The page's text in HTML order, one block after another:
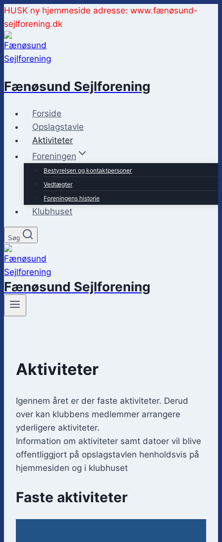
Fortsæt
til
indhold
HUSK ny hjemmeside adresse: www.fænøsund-
sejlforening.dk
Fænøsund Sejlforening
Forside
Opslagstavle
Aktiviteter
Foreningen
Bestyrelsen og kontaktpersoner
Vedtægter
Foreningens historie
Klubhuset
Søg
Fænøsund Sejlforening
Aktiviteter
Igennem året er der faste aktiviteter. Derud
over kan klubbens medlemmer arrangere
yderligere aktiviteter.
Information om aktiviteter samt datoer vil blive
offentliggjort på opslagstavlen henholdsvis på
hjemmesiden og i klubhuset
Faste aktiviteter